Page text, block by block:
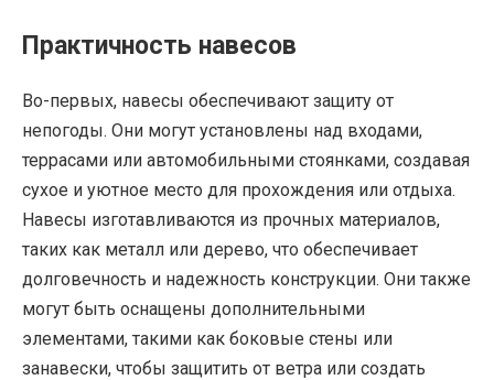
Практичность навесов
Во-первых, навесы обеспечивают защиту от
непогоды. Они могут установлены над входами,
террасами или автомобильными стоянками, создавая
сухое и уютное место для прохождения или отдыха.
Навесы изготавливаются из прочных материалов,
таких как металл или дерево, что обеспечивает
долговечность и надежность конструкции. Они также
могут быть оснащены дополнительными
элементами, такими как боковые стены или
занавески, чтобы защитить от ветра или создать